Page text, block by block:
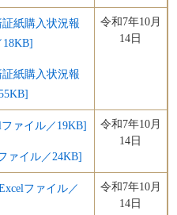
紙購入状況報
18KB]
紙購入状況報
令和7年10月
14日
ァイル／19KB]
ァイル／24KB]
令和7年10月
14日
ファイル／
令和7年10月
14日